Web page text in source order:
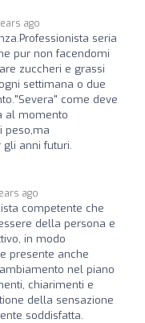
ago
seria
pur non facendomi
zuccheri e grassi
settimana o due
come deve
al momento
peso,ma
anni futuri.
ago
competente che
della persona e
in modo
presente anche
nel piano
chiarimenti e
della sensazione
soddisfatta.